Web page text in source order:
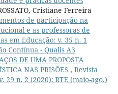
Cristiane Ferreira
de participação na
e as professoras de
em Educação: v. 35 n. 1
Contínua - Qualis A3
DE UMA PROPOSTA
NAS PRISÕES , Revista
29 n. 2 (2020): RTE (maio-ago.)